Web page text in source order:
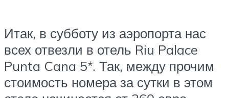
Итак, в субботу из аэропорта нас
всех отвезли в отель Riu Palace
Punta Cana 5*. Так, между прочим
стоимость номера за сутки в этом